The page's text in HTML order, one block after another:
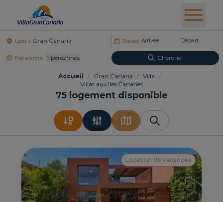
Lieu Dates
Personne 1 Personnes Chercher
Accueil / Gran Canaria / Villa /
Villas aux îles Canaries
75logement disponible
Location de vacances